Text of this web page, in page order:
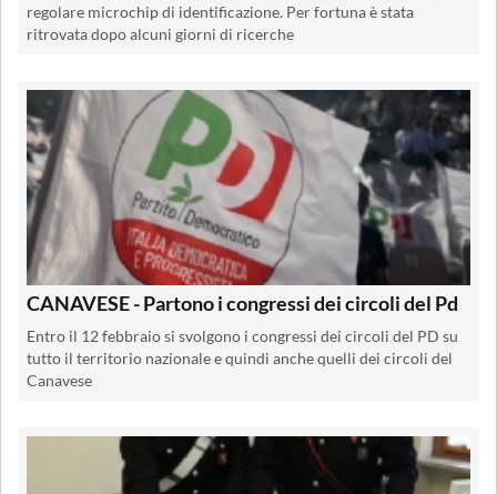
regolare microchip di identificazione. Per fortuna è stata
ritrovata dopo alcuni giorni di ricerche
CANAVESE - Partono i congressi dei circoli del Pd
Entro il 12 febbraio si svolgono i congressi dei circoli del PD su
tutto il territorio nazionale e quindi anche quelli dei circoli del
Canavese